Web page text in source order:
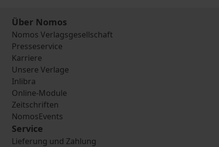
Über Nomos
Nomos Verlagsgesellschaft
Presseservice
Karriere
Unsere Verlage
Inlibra
Online-Module
Zeitschriften
NomosEvents
Service
Lieferung und Zahlung